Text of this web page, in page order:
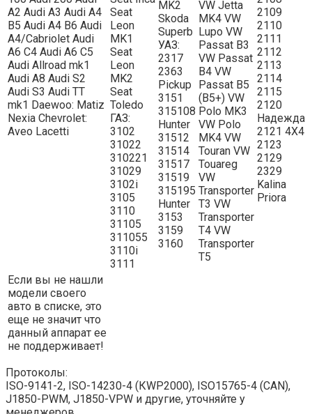
A2 Audi A3 Audi A4
B5 Audi A4 B6 Audi
A4/Cabriolet Audi
A6 C4 Audi A6 C5
Audi Allroad mk1
Audi A8 Audi S2
Audi S3 Audi TT
mk1 Daewoo: Matiz
Nexia Chevrolet:
Aveo Lacetti
Seat
Leon
MK1
Seat
Leon
MK2
Seat
Toledo
ГАЗ:
3102
31022
310221
31029
3102i
3105
3110
31105
311055
3110i
3111
MK2
Skoda
Superb
УАЗ:
2317
2363
Pickup
3151
315108
Hunter
31512
31514
31517
31519
315195
Hunter
3153
3159
3160
VW Jetta
MK4 VW
Lupo VW
Passat B3
VW Passat
B4 VW
Passat B5
(B5+) VW
Polo MK3
VW Polo
MK4 VW
Touran VW
Touareg
VW
Transporter
T3 VW
Transporter
T4 VW
Transporter
T5
2109
2110
2111
2112
2113
2114
2115
2120
Надежда
2121 4Х4
2123
2129
2329
Kalina
Priora
Если вы не нашли
модели своего
авто в списке, это
еще не значит что
данный аппарат ее
не поддерживает!
Протоколы:
ISО-9141-2, ISО-14230-4 (КWР2000), ISО15765-4 (САN),
J1850-РWМ, J1850-VРW и другие, уточняйте у